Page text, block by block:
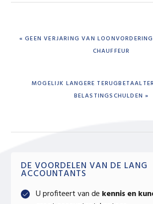
PREVIOUS
« GEEN VERJARING VAN
CHAUFFEUR
NEXT
MOGELIJK LANGERE
BELASTINGSCHULDEN »
Primary
Sidebar
DE VOORDELEN VAN DE LANG
ACCOUNTANTS
U profiteert van de kennis en